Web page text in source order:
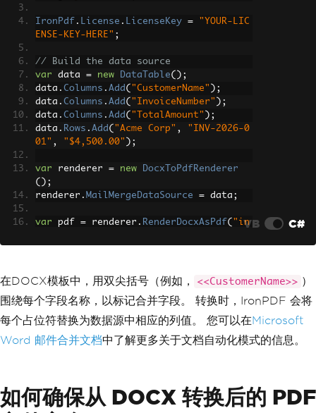
IronPdf . License . LicenseKey =
"YOUR-LIC
ENSE-KEY-HERE" ;
// Build the data source
var data = new DataTable();
data . Columns . Add ( "CustomerName" );
data . Columns . Add ( "InvoiceNumber" );
data . Columns . Add ( "TotalAmount" );
data . Rows . Add ( "Acme Corp" ,
"INV-2026-0
01" , "$4,500.00" );
var renderer = new
DocxToPdfRenderer
();
renderer . MailMergeDataSource = data ;
var pdf = renderer . RenderDocxAsPdf( "inVB C#
在DOCX模板中，用双尖括号（例如， <<CustomerName>> ）
围绕每个字段名称，以标记合并字段。 转换时，IronPDF 会将
每个占位符替换为数据源中相应的列值。 您可以在Microsoft
Word 邮件合并文档中了解更多关于文档自动化模式的信息。
如何确保从 DOCX 转换后的 PDF